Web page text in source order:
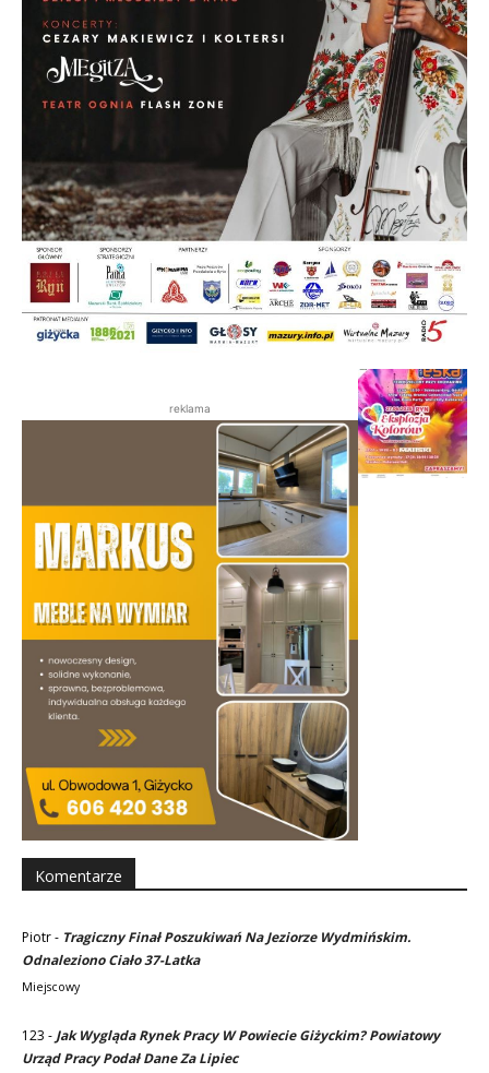
reklama
Komentarze
Piotr- Tragiczny Finał Poszukiwań Na Jeziorze Wydmińskim.
Odnaleziono Ciało 37-Latka
Miejscowy
123 - Jak Wygląda Rynek Pracy W Powiecie Giżyckim? Powiatowy
Urząd Pracy Podał Dane Za Lipiec